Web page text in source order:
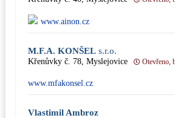
www.ainon.cz
M.F.A. KONŠEL s.r.o.
Křenůvky č. 78, Myslejovice Otevřeno,
www.mfakonsel.cz
Vlastimil Ambroz